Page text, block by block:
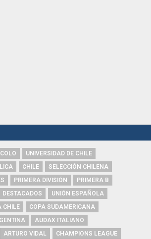
UNIVERSIDAD DE CHILE
CHILE
SELECCIÓN CHILENA
PRIMERA DIVISIÓN
PRIMERA B
DESTACADOS
UNIÓN ESPAÑOLA
CHILE
COPA SUDAMERICANA
AUDAX ITALIANO
ARTURO VIDAL
CHAMPIONS LEAGUE